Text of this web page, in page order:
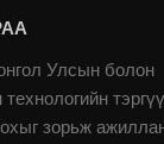
Улсын болон
зорьж